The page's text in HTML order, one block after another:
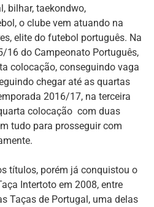
bilhar, taekondwo,
o clube vem atuando na
elite do futebol português. Na
16 do Campeonato Português,
colocação, conseguindo vaga
chegar até as quartas
2016/17, na terceira
colocação com duas
tudo para prosseguir com
títulos, porém já conquistou o
Intertoto em 2008, entre
Taças de Portugal, uma delas